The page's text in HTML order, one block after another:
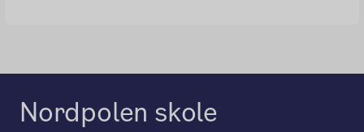
Nordpolen skole